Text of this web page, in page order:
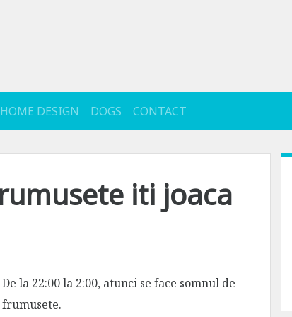
HOME DESIGN DOGS CONTACT
iti joaca
De la 22:00 la 2:00, atunci se face somnul de
frumusete.